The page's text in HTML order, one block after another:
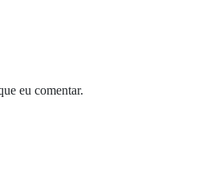
eu comentar.